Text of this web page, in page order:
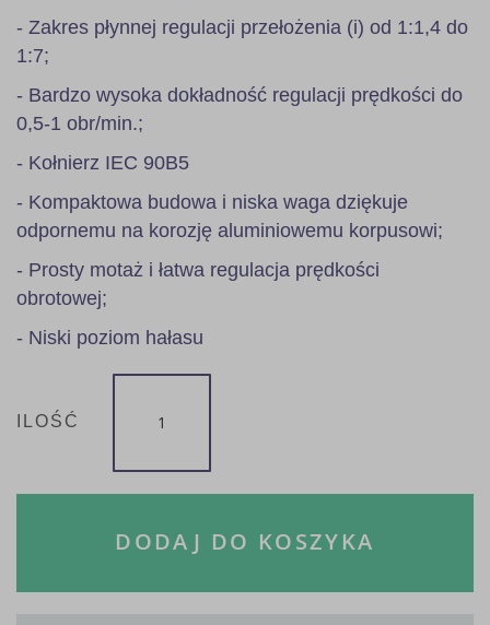
- Zakres płynnej regulacji przełożenia (i) od 1:1,4 do
1:7;
- Bardzo wysoka dokładność regulacji prędkości do
0,5-1 obr/min.;
- Kołnierz IEC 90B5
- Kompaktowa budowa i niska waga dziękuje
odpornemu na korozję aluminiowemu korpusowi;
- Prosty motaż i łatwa regulacja prędkości
obrotowej;
- Niski poziom hałasu
ILOŚĆ
DODAJ DO KOSZYKA